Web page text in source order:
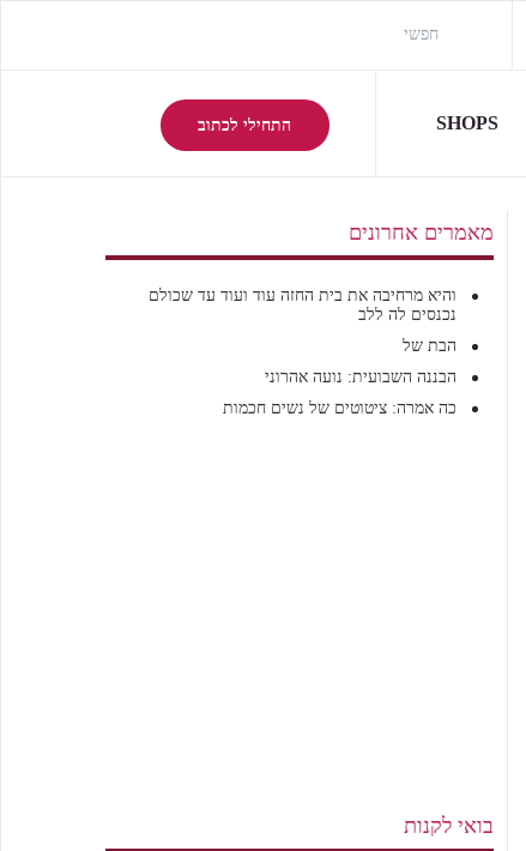
התחילי לכתוב SHOPS
מאמרים אחרונים
והיא מרחיבה את בית החזה עוד ועוד עד שכולם
נכנסים לה ללב
הבת של
הבננה השבועית: נועה אהרוני
כה אמרה: ציטוטים של נשים חכמות
בואי לקנות